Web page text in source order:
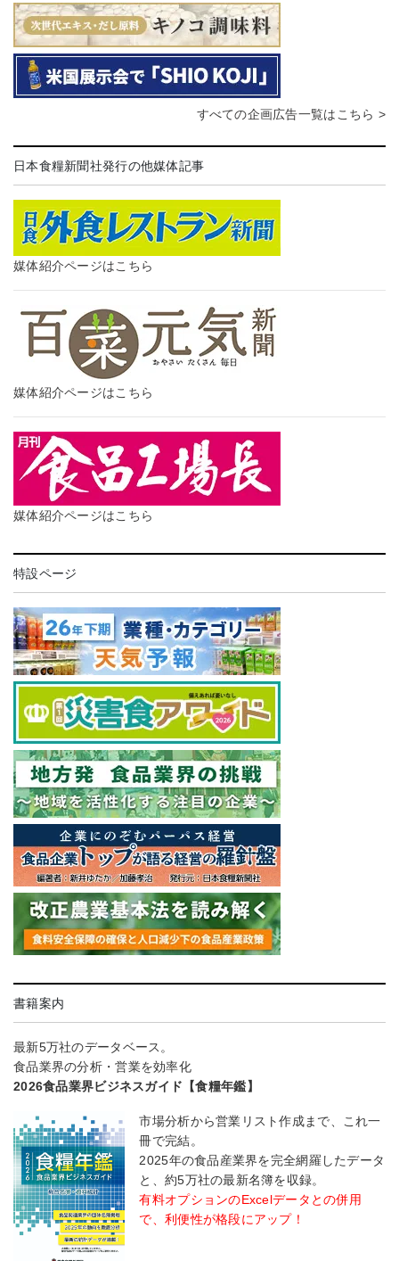
すべての企画広告一覧はこちら >
日本食糧新聞社発行の他媒体記事
媒体紹介ページはこちら
媒体紹介ページはこちら
媒体紹介ページはこちら
特設ページ
書籍案内
最新5万社のデータベース。
食品業界の分析・営業を効率化
2026食品業界ビジネスガイド【食糧年鑑】
市場分析から営業リスト作成まで、これ一
冊で完結。
2025年の食品産業界を完全網羅したデータ
と、約5万社の最新名簿を収録。
有料オプションのExcelデータとの併用
で、利便性が格段にアップ！